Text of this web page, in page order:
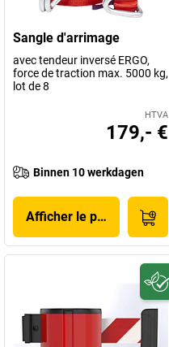
Sangle d'arrimage
avec tendeur inversé ERGO,
force de traction max. 5000 kg,
lot de 8
HTVA
179,- €
Binnen 10 werkdagen
Afficher le produit